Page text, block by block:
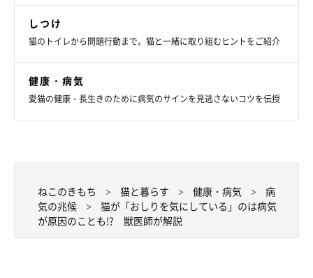
しつけ
猫のトイレから問題行動まで。猫と一緒に取り組むヒントをご紹介
健康・病気
愛猫の健康・長生きのために病気のサインを見逃さないコツを伝授
ねこのきもち 猫と暮らす 健康・病気
病
気の兆候
猫が「おしりを気にしている」のは病気
が原因のことも!? 獣医師が解説